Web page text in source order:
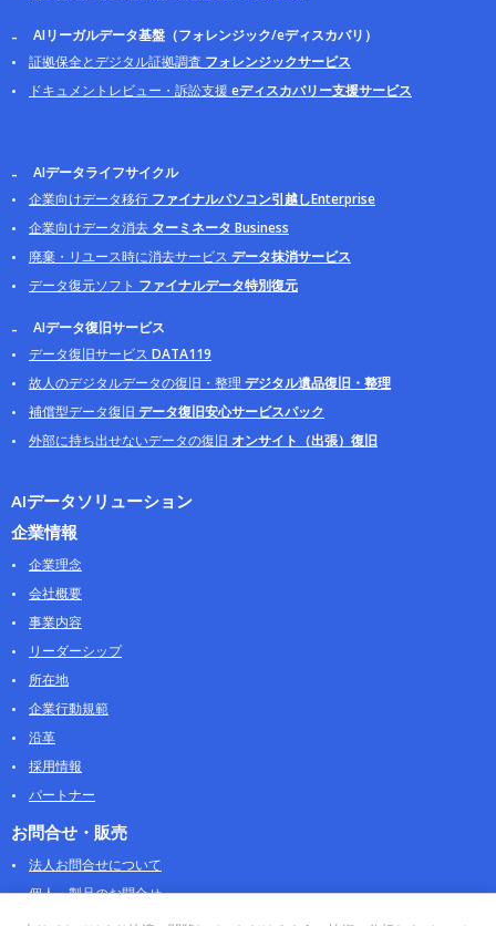
AIリーガルデータ基盤（フォレンジック/eディスカバリ）
証拠保全とデジタル証拠調査 フォレンジックサービス
ドキュメントレビュー・訴訟支援 eディスカバリー支援サービス
AIデータライフサイクル
企業向けデータ移行 ファイナルパソコン引越しEnterprise
企業向けデータ消去 ターミネータ Business
廃棄・リユース時に消去サービス データ抹消サービス
データ復元ソフト ファイナルデータ特別復元
AIデータ復旧サービス
データ復旧サービス DATA119
故人のデジタルデータの復旧・整理 デジタル遺品復旧・整理
補償型データ復旧 データ復旧安心サービスパック
外部に持ち出せないデータの復旧 オンサイト（出張）復旧
AIデータソリューション
企業情報
企業理念
会社概要
事業内容
リーダーシップ
所在地
企業行動規範
沿革
採用情報
パートナー
お問合せ・販売
法人お問合せについて
個人・製品のお問合せ
AOSストア